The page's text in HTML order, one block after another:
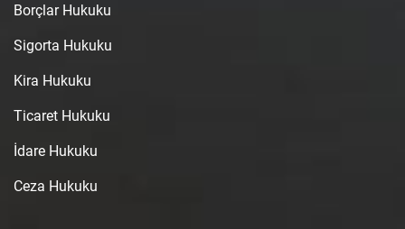
Borçlar Hukuku
Sigorta Hukuku
Kira Hukuku
Ticaret Hukuku
İdare Hukuku
Ceza Hukuku